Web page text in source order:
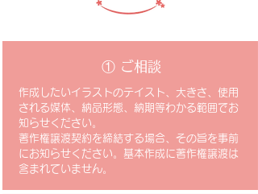
①​ ご相談
作成したいイラストのテイスト、大きさ、使用
される媒体、納品形態、納期等わかる範囲でお
知らせください。
著作権譲渡契約を締結する場合、その旨を事前
にお知らせください。基本作成に著作権譲渡は
含まれていません。